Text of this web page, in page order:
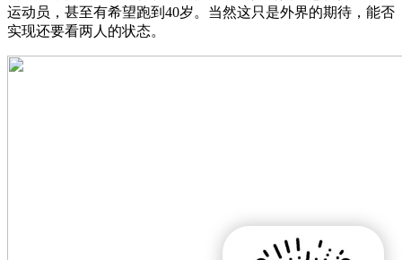
运动员，甚至有希望跑到40岁。当然这只是外界的期待，能否
实现还要看两人的状态。